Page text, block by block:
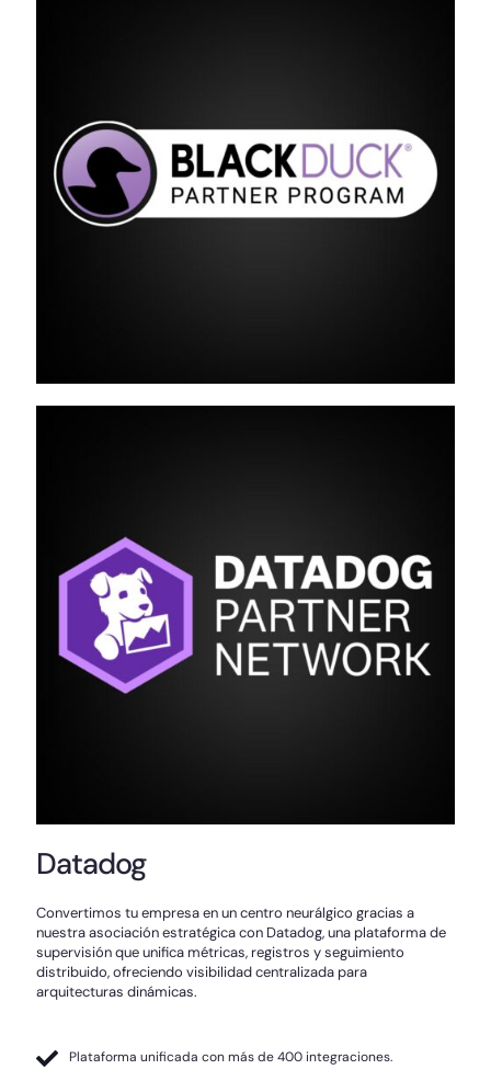
Datadog
Convertimos tu empresa en un centro neurálgico gracias a
nuestra asociación estratégica con Datadog, una plataforma de
supervisión que unifica métricas, registros y seguimiento
distribuido, ofreciendo visibilidad centralizada para
arquitecturas dinámicas.
Plataforma unificada con más de 400 integraciones.